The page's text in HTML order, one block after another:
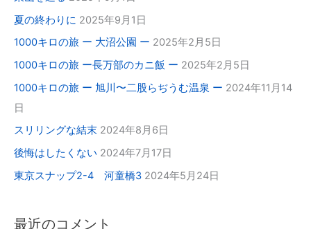
夏の終わりに 2025年9月1日
1000キロの旅 ー 大沼公園 ー 2025年2月5日
1000キロの旅 ー長万部のカニ飯 ー 2025年2月5日
1000キロの旅 ー 旭川〜二股らぢうむ温泉 ー 2024年11月14
日
スリリングな結末 2024年8月6日
後悔はしたくない 2024年7月17日
東京スナップ2-4 河童橋3 2024年5月24日
最近のコメント